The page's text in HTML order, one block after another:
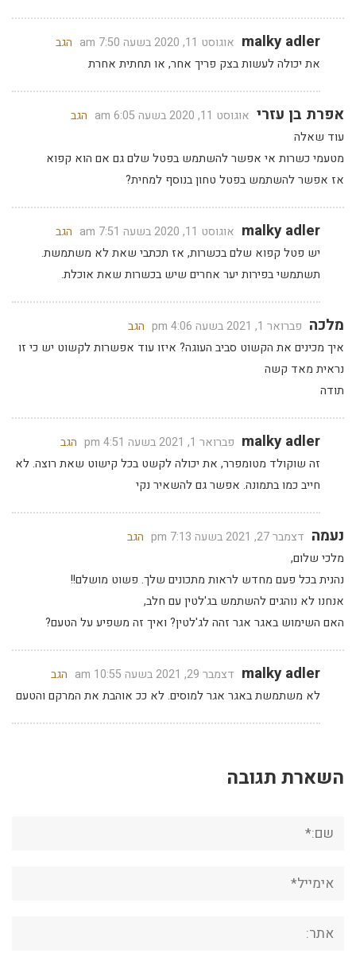
malky adler אוגוסט 11, 2020 בשעה 7:50 am
הגב
את יכולה לעשות בצק פריך אחר, או תחתית אחרת
אפרת בן עזרי אוגוסט 11, 2020 בשעה 6:05 am
הגב
עוד שאלה
מטעמי כשרות אי אפשר להשתמש בפטל שלם גם אם הוא קפוא
אז אפשר להשתמש בפטל טחון בנוסף למחית?
malky adler אוגוסט 11, 2020 בשעה 7:51 am
הגב
יש פטל קפוא שלם בכשרות, אז תכתבי שאת לא משתמשת.
תשתמשי בפירות יער אחרים שיש בכשרות שאת אוכלת.
מלכה פברואר 1, 2021 בשעה 4:06 pm
הגב
איך מכינים את הקשוט סביב העוגה? איזו עוד אפשרות לקשוט יש כי זו
נראית מאד קשה
תודה
malky adler פברואר 1, 2021 בשעה 4:51 pm
הגב
זה שוקולד מטומפרר, את יכולה לקשט בכל קישוט שאת רוצה. לא
חייב כמו בתמונה. אפשר גם להשאיר נקי
נעמה דצמבר 27, 2021 בשעה 7:13 pm
הגב
מלכי שלום,
נהנית בכל פעם מחדש לראות מתכונים שלך. פשוט מושלם!!
אנחנו לא נוהגים להשתמש בג'לטין עם חלב,
האם השימוש באגר אגר זהה לג'לטין? ואיך זה משפיע על הטעם?
malky adler דצמבר 29, 2021 בשעה 10:55 am
הגב
לא משתמשת באגר אגר למוסים. לא ככ אוהבת את המרקם והטעם
השארת תגובה